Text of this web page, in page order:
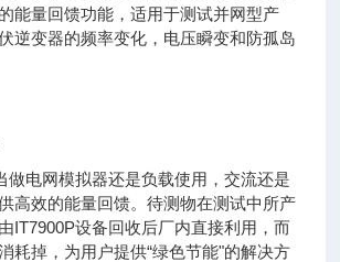
能量回馈功能，适用于测试并网型产
逆变器的频率变化，电压瞬变和防孤岛
做电网模拟器还是负载使用，交流还是
高效的能量回馈。待测物在测试中所产
IT7900P设备回收后厂内直接利用，而
耗掉， 为用户提供“绿色节能"的解决方